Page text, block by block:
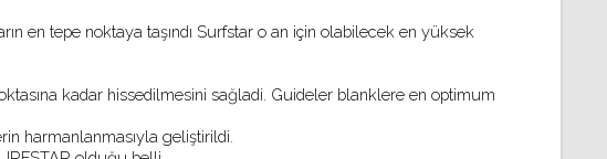
en tepe noktaya taşındı Surfstar o an için olabilecek en yüksek
kadar hissedilmesini sağladi. Guideler blanklere en optimum
harmanlanmasıyla geliştirildi.